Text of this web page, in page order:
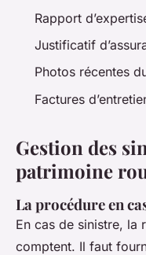
Rapport
Justificatif
Photos récentes
Factures
Gestion des
patrimoine
La procédure en
En cas de sinistre, la
comptent. Il faut